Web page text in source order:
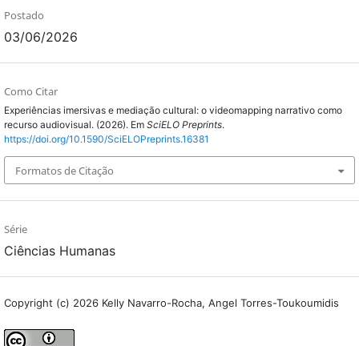
Postado
03/06/2026
Como Citar
Experiências imersivas e mediação cultural: o videomapping narrativo como
recurso audiovisual. (2026). Em SciELO Preprints.
https://doi.org/10.1590/SciELOPreprints.16381
Formatos de Citação
Série
Ciências Humanas
Copyright (c) 2026 Kelly Navarro-Rocha, Angel Torres-Toukoumidis